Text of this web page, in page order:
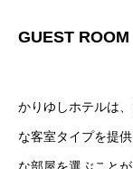
GUEST ROOM
かりゆしホテルは
な客室タイプを提
な部屋を選ぶことが